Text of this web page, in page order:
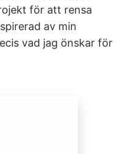
för att rensa
av min
vad jag önskar för